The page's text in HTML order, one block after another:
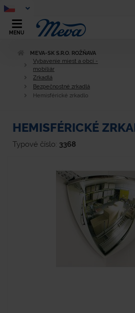
MENU
MEVA-SK S.R.O. ROŽŇAVA
Vybavenie miest a obcí -
mobiliár
Zrkadlá
Bezpečnostné zrkadlá
Hemisférické zrkadlo
HEMISFÉRICKÉ
Typové číslo: 3368